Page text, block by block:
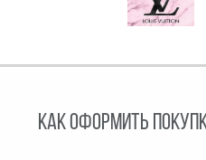
КАК ОФОРМИТЬ